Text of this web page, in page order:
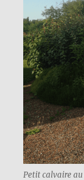
Petit calvaire